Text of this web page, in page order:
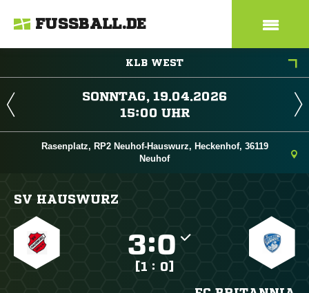
FUSSBALL.DE
KLB WEST
 
 
Rasenplatz, RP2 Neuhof-Hauswurz, Heckenhof, 36119
Neuhof
SV HAUSWURZ
:
[1 : 0]